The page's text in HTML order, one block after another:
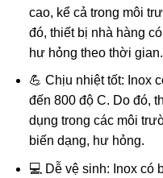
cao, kể cả trong môi
đó, thiết bị nhà hàng
hư hỏng theo thời gian.
💪 Chịu nhiệt tốt: Inox
đến 800 độ C. Do đó,
dụng trong các môi
biến dạng, hư hỏng.
💻 Dễ vệ sinh: Inox có